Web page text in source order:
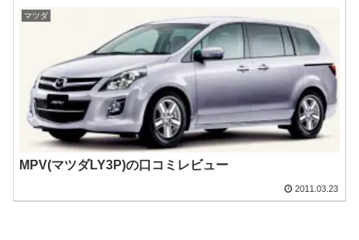
マツダ
MPV(マツダLY3P)の口コミレビュー
2011.03.23